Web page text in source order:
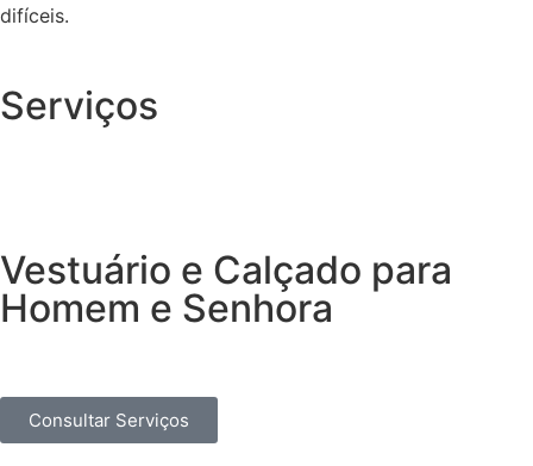
difíceis.
Serviços
Vestuário e Calçado para
Homem e Senhora
Consultar Serviços